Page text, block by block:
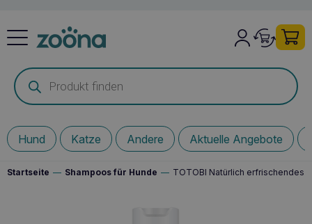
Products
search
Hund Katze Andere Aktuelle Angebote
Startseite — Shampoos für Hunde — TOTOBI Natürlich erfrischendes